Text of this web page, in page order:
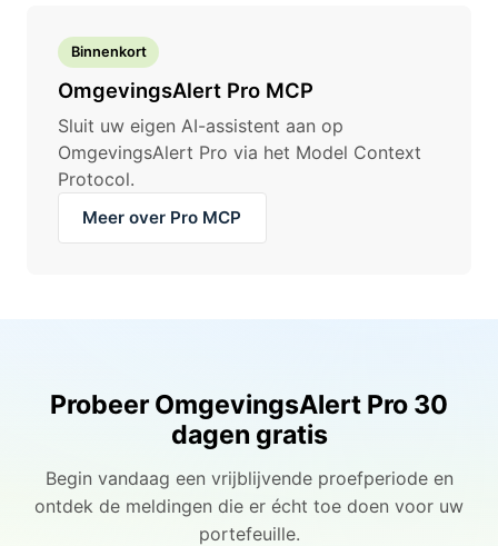
Binnenkort
OmgevingsAlert Pro MCP
Sluit uw eigen AI-assistent aan op
OmgevingsAlert Pro via het Model Context
Protocol.
Meer over Pro MCP
Probeer OmgevingsAlert Pro 30
dagen gratis
Begin vandaag een vrijblijvende proefperiode en
ontdek de meldingen die er écht toe doen voor uw
portefeuille.